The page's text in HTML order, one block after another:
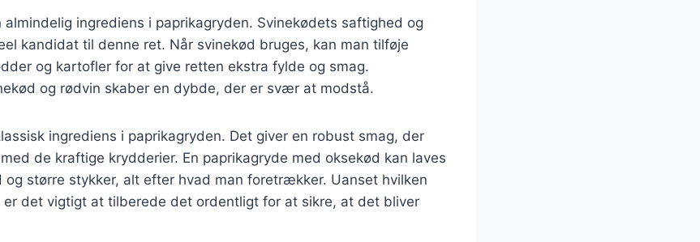
almindelig ingrediens i paprikagryden. Svinekødets saftighed og
kandidat til denne ret. Når svinekød bruges, kan man tilføje
og kartofler for at give retten ekstra fylde og smag.
og rødvin skaber en dybde, der er svær at modstå.
ingrediens i paprikagryden. Det giver en robust smag, der
de kraftige krydderier. En paprikagryde med oksekød kan laves
og større stykker, alt efter hvad man foretrækker. Uanset hvilken
det vigtigt at tilberede det ordentligt for at sikre, at det bliver